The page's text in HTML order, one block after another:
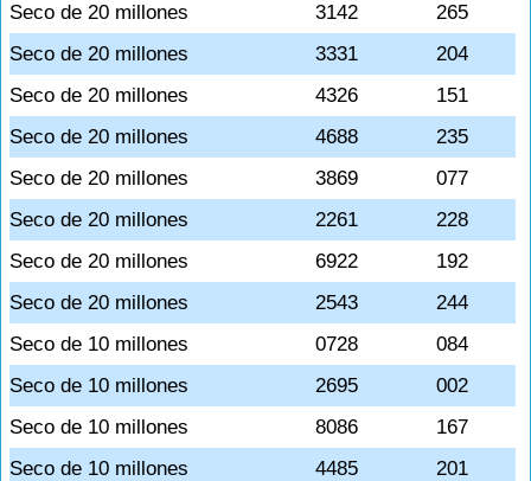
Seco de 20 millones
3142
265
Seco de 20 millones
3331
204
Seco de 20 millones
4326
151
Seco de 20 millones
4688
235
Seco de 20 millones
3869
077
Seco de 20 millones
2261
228
Seco de 20 millones
6922
192
Seco de 20 millones
2543
244
Seco de 10 millones
0728
084
Seco de 10 millones
2695
002
Seco de 10 millones
8086
167
Seco de 10 millones
4485
201